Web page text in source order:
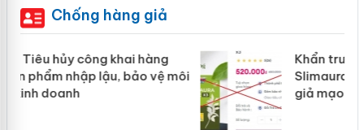
Chống hàng giả
Khẩn trương xác minh, xử lý sản phẩm
Slimaura Care x3 sử dụng giấy phép